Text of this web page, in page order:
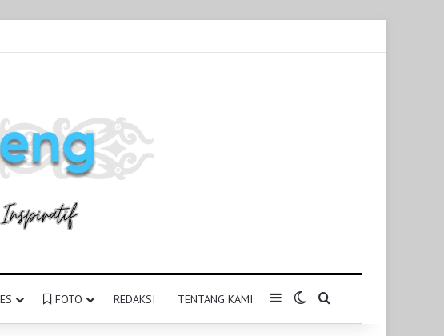
FOTO REDAKSI TENTANG KAMI SidebarSwitch skin
Pencarian untuk